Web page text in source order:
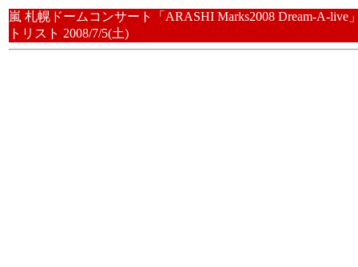
嵐 札幌ドームコンサート「ARASHI Marks2008 Dream-A-live
トリスト 2008/7/5(土)